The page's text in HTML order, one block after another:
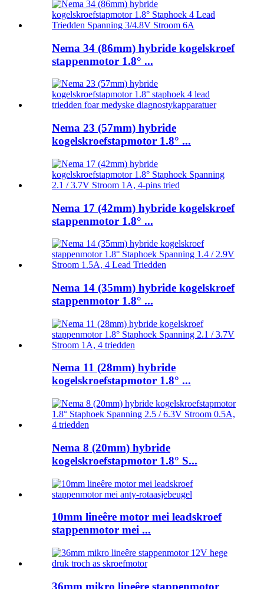
Nema 34 (86mm) hybride kogelskroef
stappenmotor 1.8° ...
Nema 23 (57mm) hybride
kogelskroefstapmotor 1.8° ...
Nema 17 (42mm) hybride kogelskroef
stappenmotor 1.8° ...
Nema 14 (35mm) hybride kogelskroef
stappenmotor 1.8° ...
Nema 11 (28mm) hybride
kogelskroefstapmotor 1.8° ...
Nema 8 (20mm) hybride
kogelskroefstapmotor 1.8° S...
10mm lineêre motor mei leadskroef
stappenmotor mei ...
36mm mikro lineêre stappenmotor